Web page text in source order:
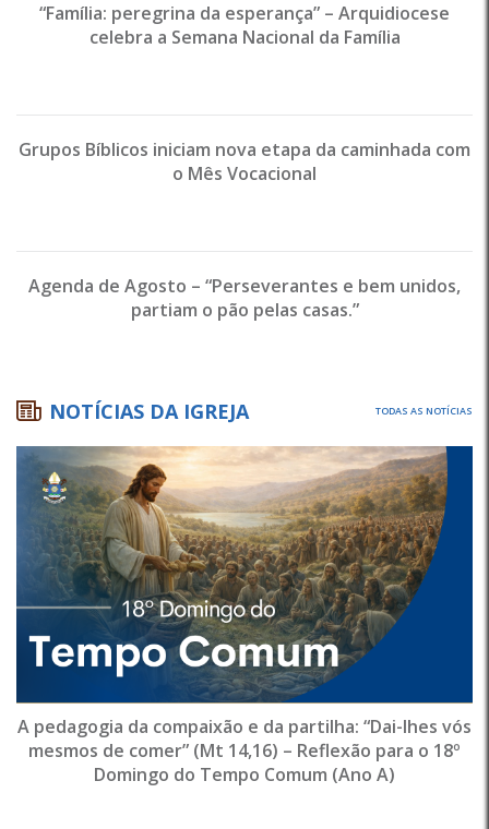
“Família: peregrina da esperança” – Arquidiocese
celebra a Semana Nacional da Família
Grupos Bíblicos iniciam nova etapa da caminhada com
o Mês Vocacional
Agenda de Agosto – “Perseverantes e bem unidos,
partiam o pão pelas casas.”
NOTÍCIAS DA IGREJA TODAS AS NOTÍCIAS
A pedagogia da compaixão e da partilha: “Dai-lhes vós
mesmos de comer” (Mt 14,16) – Reflexão para o 18º
Domingo do Tempo Comum (Ano A)